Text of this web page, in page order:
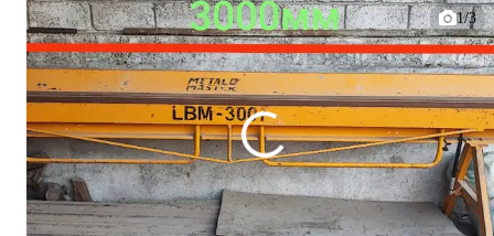
1/3